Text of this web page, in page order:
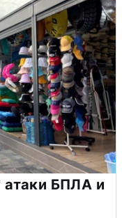
атаки БПЛА и